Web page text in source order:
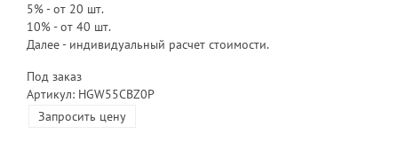
5% - от 20 шт.
10% - от 40 шт.
Далее - индивидуальный расчет стоимости.
Под заказ
Артикул: HGW55CBZ0P
Запросить цену